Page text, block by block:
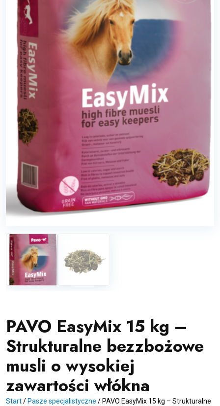
PAVO EasyMix 15 kg –
Strukturalne bezzbożowe
musli o wysokiej
zawartości włókna
Start/ Pasze specjalistyczne / PAVO EasyMix 15 kg – Strukturalne